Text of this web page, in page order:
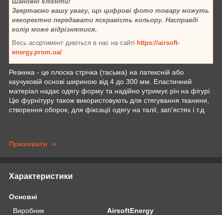
Звертаємо вашу увагу, що цифрові фото товару можуть
некоректно передавати яскравість кольору. Насправді
колір може відрізнятися.
Весь асортимент дивіться в нас на сайті https://airsoft-
energy.prom.ua/
Резинка - це плоска стрічка (тасьма) на латексній або
каучуковій основі шириною від 4 до 300 мм. Еластичний
матеріал надає одягу форму та надійно утримує річ на фігурі.
Цю фурнітуру також використовують для стягування тканини,
створення оборок, для фіксації одягу на талії, зап'ястях і т.д.
Приховати
Характеристики
Основні
Виробник
AirsoftEnergy